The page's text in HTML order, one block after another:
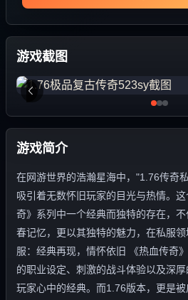
游戏截图
游戏简介
在网游世界的浩瀚星海中，"1.76传奇
吸引着无数怀旧玩家的目光与热情。
奇》系列中一个经典而独特的存在，
春记忆，更以其独特的魅力，在私服
服：经典再现，情怀依旧 《热血传奇
的职业设定、刺激的战斗体验以及深
玩家心中的经典。而1.76版本，更是